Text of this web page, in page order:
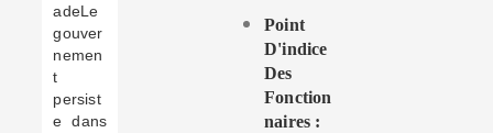
adeLe
gouver
nemen
t
persist
e dans
Point
D'indice
Des
Fonction
Naires :